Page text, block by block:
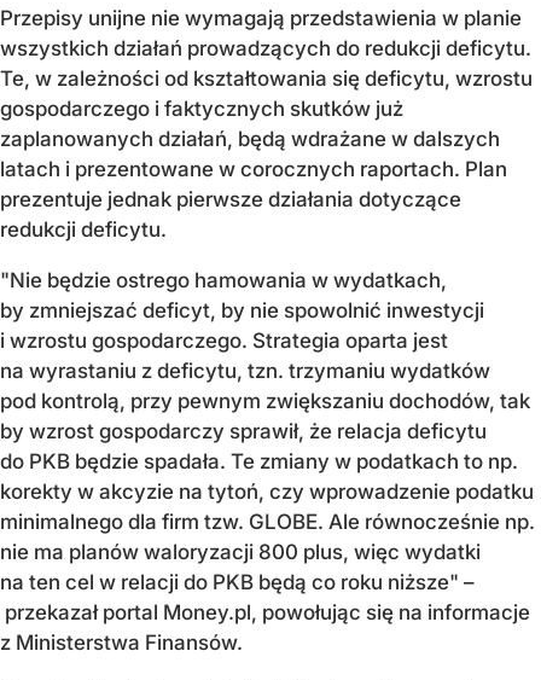
Przepisy unijne nie wymagają przedstawienia w planie
wszystkich działań prowadzących do redukcji deficytu.
Te, w zależności od kształtowania się deficytu, wzrostu
gospodarczego i faktycznych skutków już
zaplanowanych działań, będą wdrażane w dalszych
latach i prezentowane w corocznych raportach. Plan
prezentuje jednak pierwsze działania dotyczące
redukcji deficytu.
"Nie będzie ostrego hamowania w wydatkach,
by zmniejszać deficyt, by nie spowolnić inwestycji
i wzrostu gospodarczego. Strategia oparta jest
na wyrastaniu z deficytu, tzn. trzymaniu wydatków
pod kontrolą, przy pewnym zwiększaniu dochodów, tak
by wzrost gospodarczy sprawił, że relacja deficytu
do PKB będzie spadała. Te zmiany w podatkach to np.
korekty w akcyzie na tytoń, czy wprowadzenie podatku
minimalnego dla firm tzw. GLOBE. Ale równocześnie np.
nie ma planów waloryzacji 800 plus, więc wydatki
na ten cel w relacji do PKB będą co roku niższe" –
przekazał portal Money.pl, powołując się na informacje
z Ministerstwa Finansów.